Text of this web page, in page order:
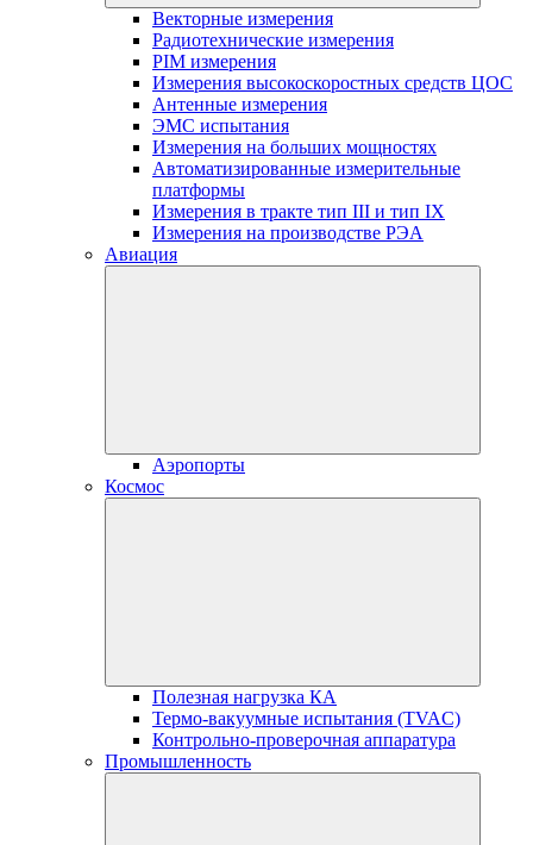
Векторные измерения
Радиотехнические измерения
PIM измерения
Измерения высокоскоростных средств ЦОС
Антенные измерения
ЭМС испытания
Измерения на больших мощностях
Автоматизированные измерительные
платформы
Измерения в тракте тип III и тип IX
Измерения на производстве РЭА
Авиация
Аэропорты
Космос
Полезная нагрузка КА
Термо-вакуумные испытания (TVAC)
Контрольно-проверочная аппаратура
Промышленность